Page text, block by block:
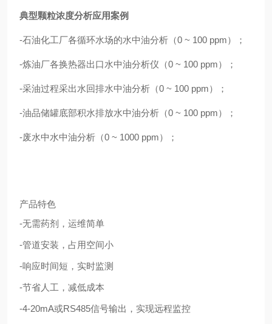
典型颗粒浓度分析应用案例
-石油化工厂各循环水场的水中油分析（0 ~ 100 ppm）；
-炼油厂各换热器出口水中油分析仪（0 ~ 100 ppm）；
-采油过程采出水回排水中油分析（0 ~ 100 ppm）；
-油品储罐底部积水排放水中油分析（0 ~ 100 ppm）；
-废水中水中油分析（0 ~ 1000 ppm）；
产品特色
-无需药剂，运维简单
-管道安装，占用空间小
-响应时间短，实时监测
-节省人工，减低成本
-4-20mA或RS485信号输出，实现远程监控